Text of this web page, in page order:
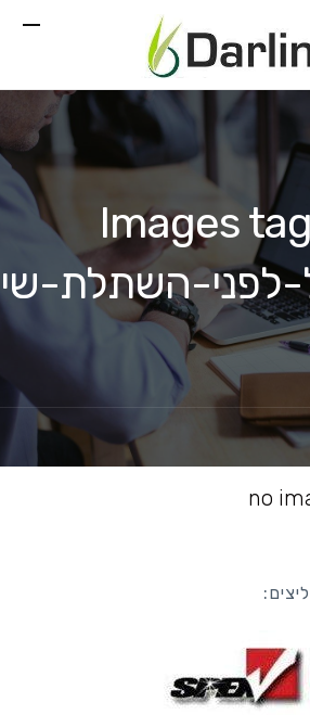
Images
לפני-השתלת-
no